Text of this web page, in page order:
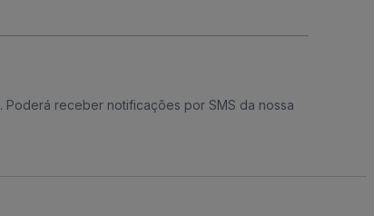
. Poderá receber notificações por SMS da nossa